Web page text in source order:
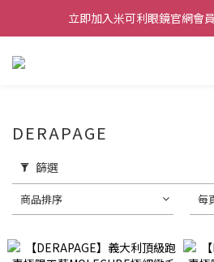
立即加入米可利眼鏡官網會
DERAPAGE
篩選
商品排序 每